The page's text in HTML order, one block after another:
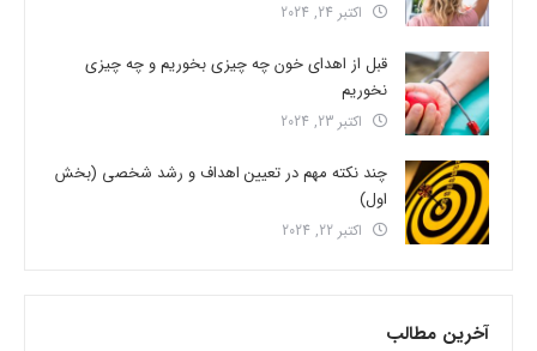
اکتبر 24, 2024
قبل از اهدای خون چه چیزی بخوریم و چه چیزی
نخوریم
اکتبر 23, 2024
چند نکته مهم در تعیین اهداف و رشد شخصی (بخش
اول)
اکتبر 22, 2024
آخرین مطالب